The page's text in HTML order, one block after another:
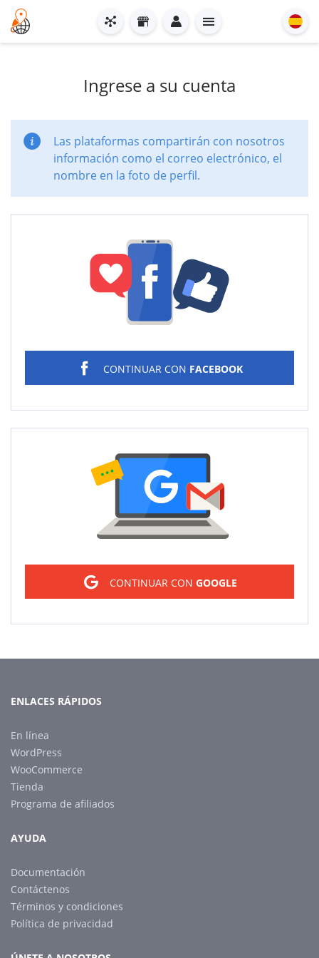
Ingrese a su cuenta
Las plataformas compartirán con nosotros
información como el correo electrónico, el
nombre en la foto de perfil.
CONTINUAR CON FACEBOOK
CONTINUAR CON GOOGLE
ENLACES RÁPIDOS
En línea
WordPress
WooCommerce
Tienda
Programa de afiliados
AYUDA
Documentación
Contáctenos
Términos y condiciones
Política de privacidad